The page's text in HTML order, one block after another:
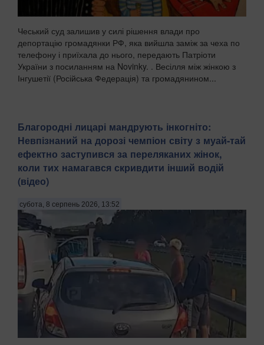
Чеський суд залишив у силі рішення влади про
депортацію громадянки РФ, яка вийшла заміж за чеха по
телефону і приїхала до нього, передають Патріоти
України з посиланням на Novinky. . Весілля між жінкою з
Інгушетії (Російська Федерація) та громадянином...
Благородні лицарі мандрують інкогніто:
Невпізнаний на дорозі чемпіон світу з муай-тай
ефектно заступився за переляканих жінок,
коли тих намагався скривдити інший водій
(відео)
субота, 8 серпень 2026, 13:52